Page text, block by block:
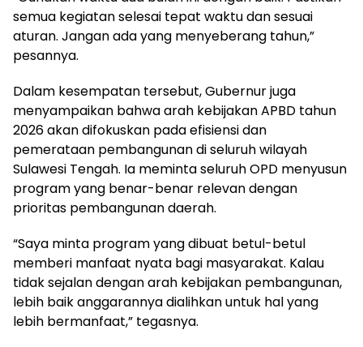
semua kegiatan selesai tepat waktu dan sesuai
aturan. Jangan ada yang menyeberang tahun,”
pesannya.
Dalam kesempatan tersebut, Gubernur juga
menyampaikan bahwa arah kebijakan APBD tahun
2026 akan difokuskan pada efisiensi dan
pemerataan pembangunan di seluruh wilayah
Sulawesi Tengah. Ia meminta seluruh OPD menyusun
program yang benar-benar relevan dengan
prioritas pembangunan daerah.
“Saya minta program yang dibuat betul-betul
memberi manfaat nyata bagi masyarakat. Kalau
tidak sejalan dengan arah kebijakan pembangunan,
lebih baik anggarannya dialihkan untuk hal yang
lebih bermanfaat,” tegasnya.